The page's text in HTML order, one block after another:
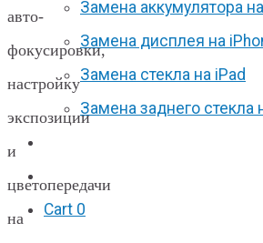
Замена аккумулятора
Замена дисплея на
Замена стекла на iPad
Замена заднего стекла
Cart 0
авто-
фокусировки,
настройку
экспозиции
и
цветопередачи
на